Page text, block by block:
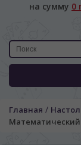
на сумму 0
Главная /
Математический